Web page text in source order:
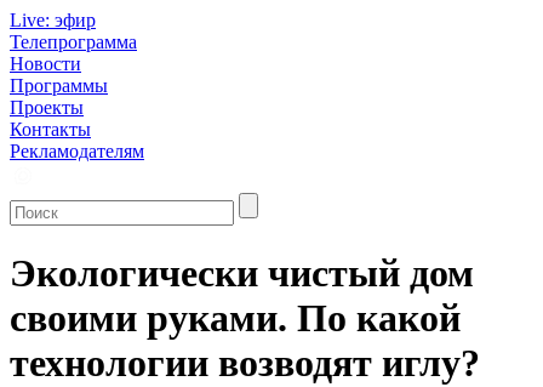
Live: эфир
Телепрограмма
Новости
Программы
Проекты
Контакты
Рекламодателям
Экологически чистый дом
своими руками. По какой
технологии возводят иглу?